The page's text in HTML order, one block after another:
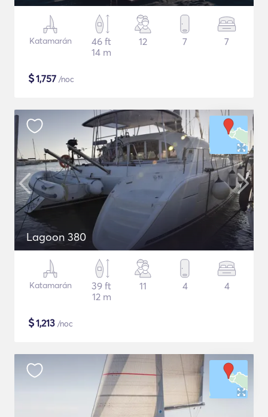
Katamarán
46 ft
14 m
12 7 7
$1,757 /noc
Lagoon 380
Katamarán
39 ft
12 m
11 4 4
$1,213 /noc